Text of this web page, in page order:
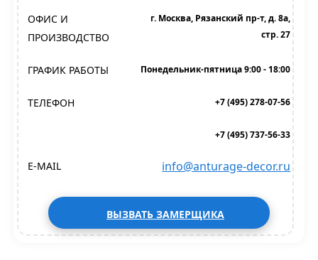
ОФИС И
ПРОИЗВОДСТВО
г. Москва, Рязанский пр-т, д. 8а,
стр. 27
ГРАФИК РАБОТЫ Понедельник-пятница 9:00 - 18:00
ТЕЛЕФОН +7 (495) 278-07-56
+7 (495) 737-56-33
E-MAIL info@anturage-decor.ru
ВЫЗВАТЬ ЗАМЕРЩИКА